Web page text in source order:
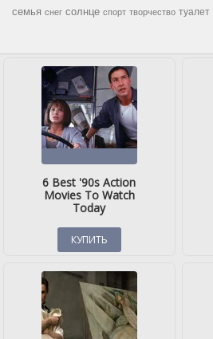
семья снег солнце спорт творчество туалет